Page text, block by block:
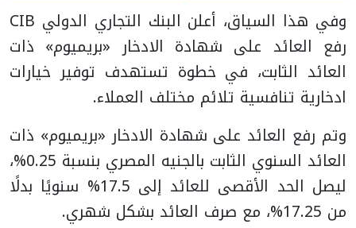
وفي هذا السياق، أعلن البنك التجاري الدولي CIB
رفع العائد على شهادة الادخار «بريميوم» ذات
العائد الثابت، في خطوة تستهدف توفير خيارات
ادخارية تنافسية تلائم مختلف العملاء.
وتم رفع العائد على شهادة الادخار «بريميوم» ذات
العائد السنوي الثابت بالجنيه المصري بنسبة 0.25%،
ليصل الحد الأقصى للعائد إلى 17.5% سنويًا بدلًا
من 17.25%، مع صرف العائد بشكل شهري.